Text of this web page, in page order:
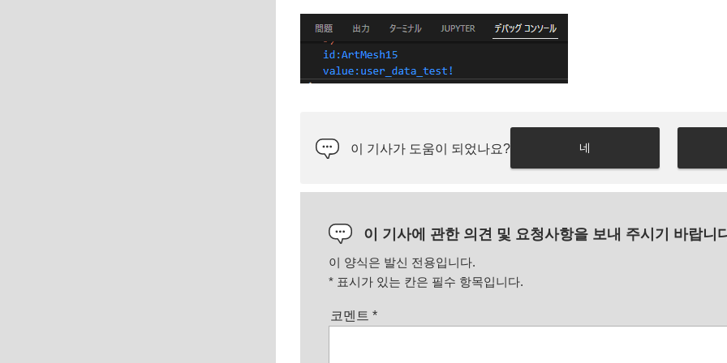
이 기사가 도움이 되었나요? 네
이 기사에 관한 의견 및 요청사항을 보내 주시기 바랍니
이 양식은 발신 전용입니다.
* 표시가 있는 칸은 필수 항목입니다.
코멘트 *